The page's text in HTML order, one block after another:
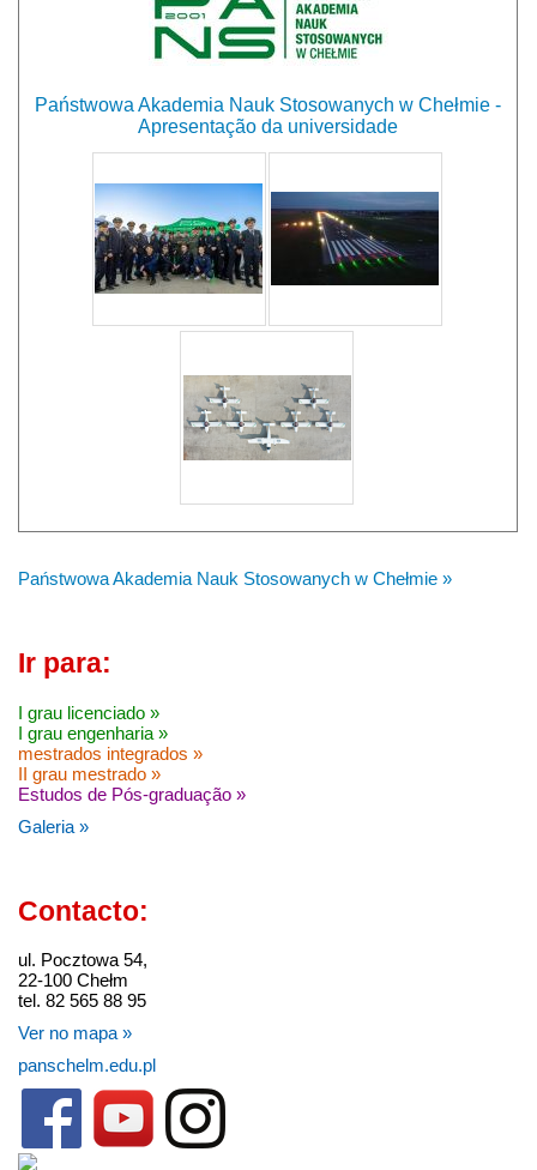
Państwowa Akademia Nauk Stosowanych w Chełmie -
Apresentação da universidade
Państwowa Akademia Nauk Stosowanych w Chełmie »
Ir para:
I grau licenciado »
I grau engenharia »
mestrados integrados »
II grau mestrado »
Estudos de Pós-graduação »
Galeria »
Contacto:
ul. Pocztowa 54,
22-100 Chełm
tel. 82 565 88 95
Ver no mapa »
panschelm.edu.pl